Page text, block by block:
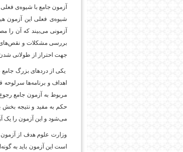
آزمون جامع با شیوه‌ی
شیوه‌ی فعلی این آزمون
آزمونی می‌بیند که آن را
بررسی مشکلات و نقص‌های
جهت احتراز از طولانی
یکی از دردهای بزرگ
اهداف و برنامه‌ها
مربوط به آزمون جامع
حکم به مفید و نتیجه بخش
می‌شود و این آزمون را یک
وزارت علوم هدف از